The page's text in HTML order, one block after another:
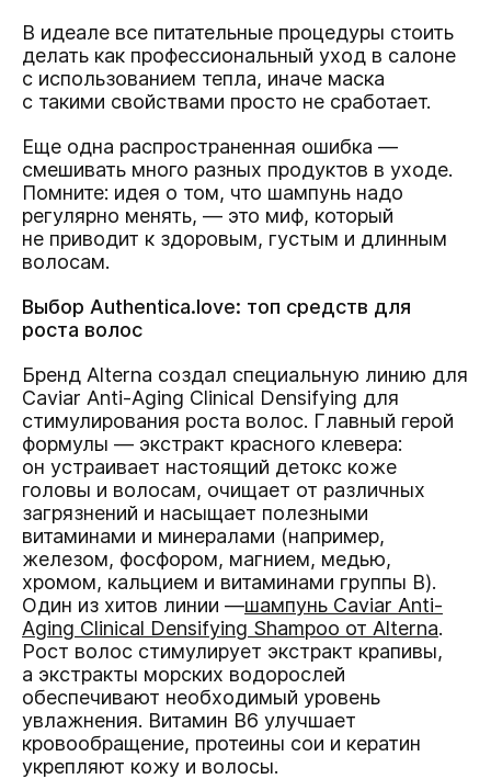
В идеале все питательные процедуры стоить
делать как профессиональный уход в салоне
с использованием тепла, иначе маска
с такими свойствами просто не сработает.
Еще одна распространенная ошибка —
смешивать много разных продуктов в уходе.
Помните: идея о том, что шампунь надо
регулярно менять, — это миф, который
не приводит к здоровым, густым и длинным
волосам.
Выбор Authentica.love: топ средств для
роста волос
Бренд Alterna создал специальную линию для
Caviar Anti-Aging Clinical Densifying для
стимулирования роста волос. Главный герой
формулы — экстракт красного клевера:
он устраивает настоящий детокс коже
головы и волосам, очищает от различных
загрязнений и насыщает полезными
витаминами и минералами (например,
железом, фосфором, магнием, медью,
хромом, кальцием и витаминами группы B).
Один из хитов линии —шампунь Caviar Anti-
Aging Clinical Densifying Shampoo от Alterna.
Рост волос стимулирует экстракт крапивы,
а экстракты морских водорослей
обеспечивают необходимый уровень
увлажнения. Витамин B6 улучшает
кровообращение, протеины сои и кератин
укрепляют кожу и волосы.